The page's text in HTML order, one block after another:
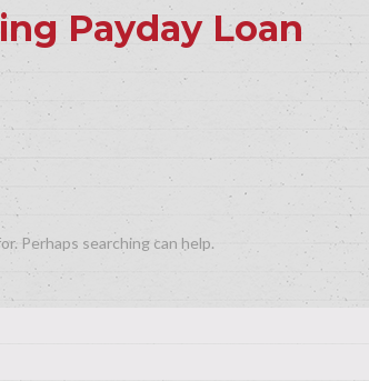
Payday Loan
Perhaps searching can help.